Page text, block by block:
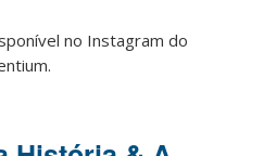
no Instagram do